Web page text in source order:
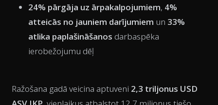
24% pārgāja uz ārpakalpojumiem, 4%
atteicās no jauniem darījumiem un 33%
atlika paplašināšanos darbaspēka
ierobežojumu dēļ
Ražošana gadā veicina aptuveni 2,3 triljonus USD